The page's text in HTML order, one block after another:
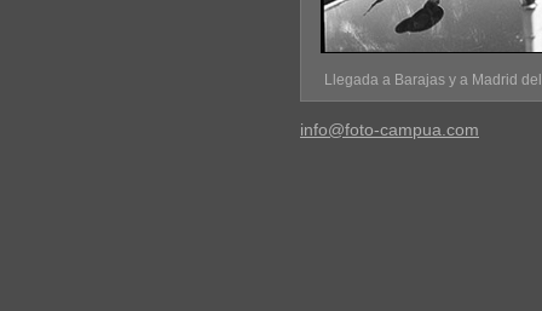
Llegada a Barajas y a Madrid
info@foto-campua.com